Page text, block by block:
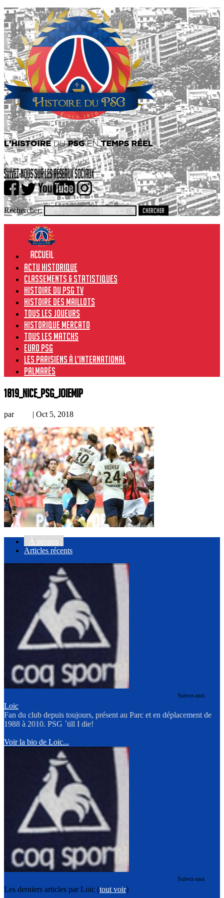
Rechercher:
Actu historique
Classements & Statistiques
Histoire du PSG TV
Histoire des maillots
Tous les joueurs
Historique Mercato
Tous les matchs
Euro PSG
Les Parisiens à l’international
Palmarès
1819_Nice_PSG_joieMIP
par | Oct 5, 2018
À propos
Articles récents
Suivez-moi
Loic
Fan du club depuis toujours, présent au Parc et en déplacement de
1988 à 2010. PSG ´till I die!
Voir la bio de Loic...
Suivez-moi
Les derniers articles par Loic (tout voir)